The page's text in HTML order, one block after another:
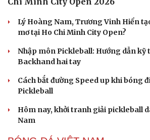
Lý Hoàng Nam, Trương Vinh Hiển
mơ tại Ho Chi Minh City Open?
Nhập môn Pickleball: Hướng dẫn kỹ
Backhand hai tay
Cách bắt đường Speed up khi bóng
Pickleball
Hôm nay, khởi tranh giải pickleball
Nam